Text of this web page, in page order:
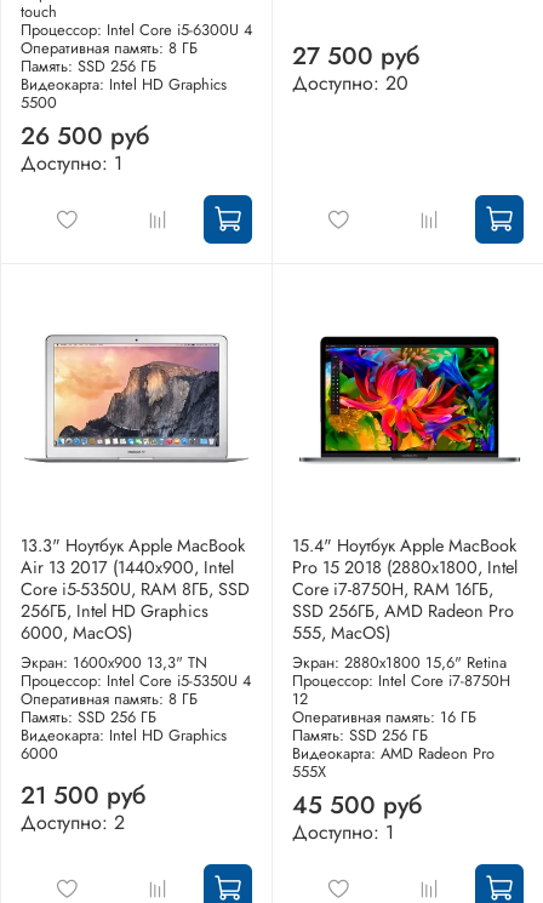
touch
Процессор: Intel Core i5-6300U 4
Оперативная память: 8 ГБ
Память: SSD 256 ГБ
Видеокарта: Intel HD Graphics
5500
26 500 руб
Доступно: 1
27 500 руб
Доступно: 20
13.3" Ноутбук Apple MacBook
Air 13 2017 (1440x900, Intel
Core i5-5350U, RAM 8ГБ, SSD
256ГБ, Intel HD Graphics
6000, MacOS)
Экран: 1600x900 13,3" TN
Процессор: Intel Core i5-5350U 4
Оперативная память: 8 ГБ
Память: SSD 256 ГБ
Видеокарта: Intel HD Graphics
6000
21 500 руб
Доступно: 2
15.4" Ноутбук Apple MacBook
Pro 15 2018 (2880x1800, Intel
Core i7-8750H, RAM 16ГБ,
SSD 256ГБ, AMD Radeon Pro
555, MacOS)
Экран: 2880x1800 15,6" Retina
Процессор: Intel Core i7-8750H
12
Оперативная память: 16 ГБ
Память: SSD 256 ГБ
Видеокарта: AMD Radeon Pro
555X
45 500 руб
Доступно: 1